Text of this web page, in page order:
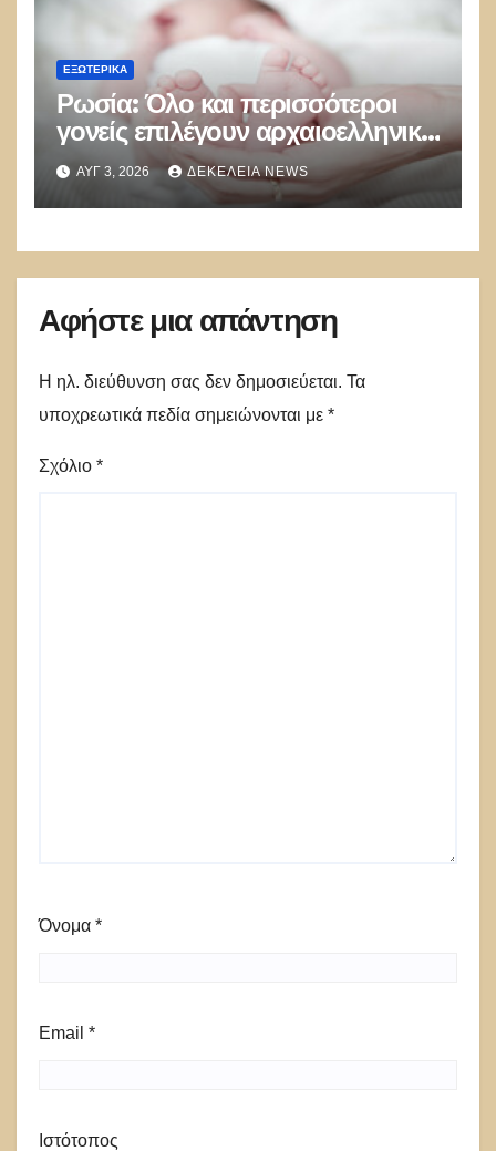
ΕΞΩΤΕΡΙΚΑ
Ρωσία: Όλο και περισσότεροι
γονείς επιλέγουν αρχαιοελληνικά
ονόματα για τα παιδιά τους –
Ποια ξεχωρίζουν
ΑΥΓ 3, 2026 ΔΕΚΈΛΕΙΑ NEWS
Αφήστε μια απάντηση
Η ηλ. διεύθυνση σας δεν δημοσιεύεται. Τα
υποχρεωτικά πεδία σημειώνονται με *
Σχόλιο *
Όνομα *
Email *
Ιστότοπος